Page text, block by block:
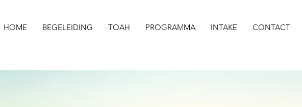
HOME BEGELEIDING TOAH PROGRAMMA INTAKE CONTACT